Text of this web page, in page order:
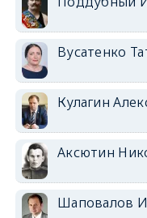
Вусатенко
Кулагин
Аксютин
Шаповалов